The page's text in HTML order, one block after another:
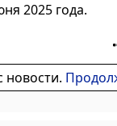
2025 года.
новости.